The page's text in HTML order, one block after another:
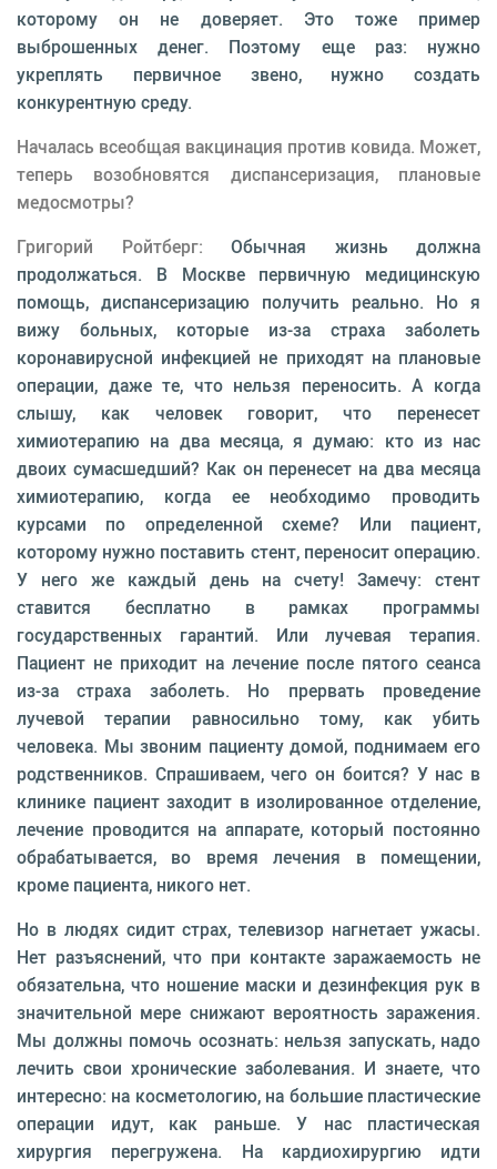
которому он не доверяет. Это тоже пример
выброшенных денег. Поэтому еще раз: нужно
укреплять первичное звено, нужно создать
конкурентную среду.
Началась всеобщая вакцинация против ковида. Может,
теперь возобновятся диспансеризация, плановые
медосмотры?
Григорий Ройтберг: Обычная жизнь должна
продолжаться. В Москве первичную медицинскую
помощь, диспансеризацию получить реально. Но я
вижу больных, которые из-за страха заболеть
коронавирусной инфекцией не приходят на плановые
операции, даже те, что нельзя переносить. А когда
слышу, как человек говорит, что перенесет
химиотерапию на два месяца, я думаю: кто из нас
двоих сумасшедший? Как он перенесет на два месяца
химиотерапию, когда ее необходимо проводить
курсами по определенной схеме? Или пациент,
которому нужно поставить стент, переносит операцию.
У него же каждый день на счету! Замечу: стент
ставится бесплатно в рамках программы
государственных гарантий. Или лучевая терапия.
Пациент не приходит на лечение после пятого сеанса
из-за страха заболеть. Но прервать проведение
лучевой терапии равносильно тому, как убить
человека. Мы звоним пациенту домой, поднимаем его
родственников. Спрашиваем, чего он боится? У нас в
клинике пациент заходит в изолированное отделение,
лечение проводится на аппарате, который постоянно
обрабатывается, во время лечения в помещении,
кроме пациента, никого нет.
Но в людях сидит страх, телевизор нагнетает ужасы.
Нет разъяснений, что при контакте заражаемость не
обязательна, что ношение маски и дезинфекция рук в
значительной мере снижают вероятность заражения.
Мы должны помочь осознать: нельзя запускать, надо
лечить свои хронические заболевания. И знаете, что
интересно: на косметологию, на большие пластические
операции идут, как раньше. У нас пластическая
хирургия перегружена. На кардиохирургию идти